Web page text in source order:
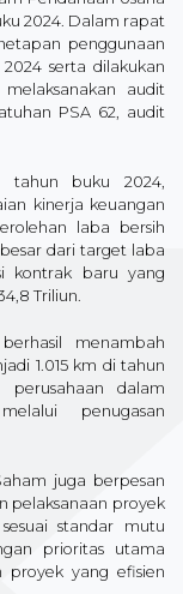
2024. Dalam rapat
penggunaan
serta dilakukan
audit
PSA 62, audit
tahun buku 2024,
kinerja keuangan
laba bersih
dari target laba
kontrak baru yang
Triliun.
menambah
1.015 km di tahun
dalam
penugasan
juga berpesan
pelaksanaan proyek
standar mutu
prioritas utama
proyek yang efisien